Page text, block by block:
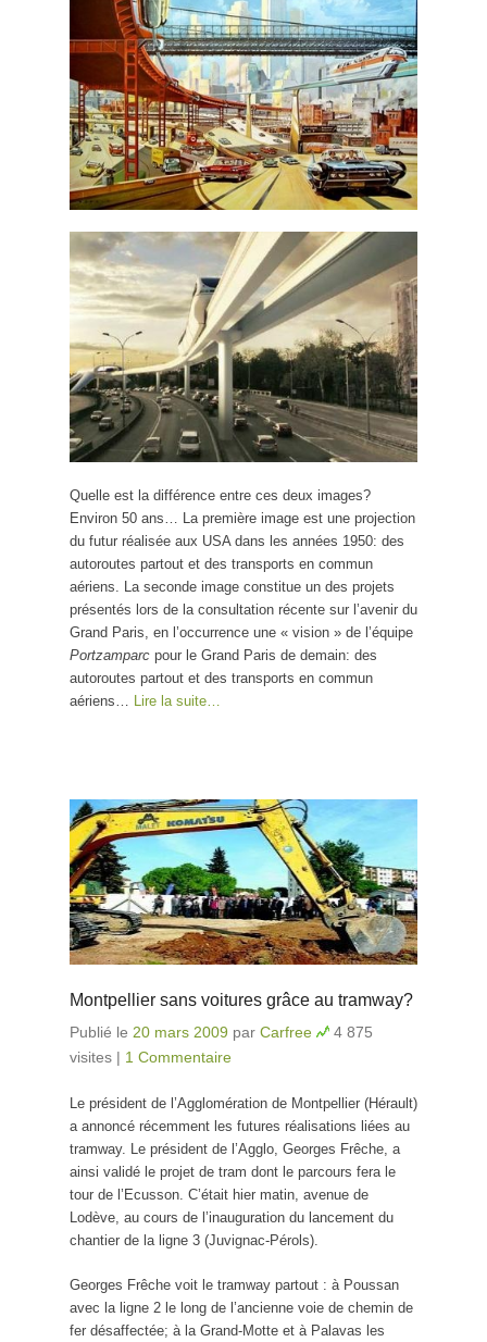
Quelle est la différence entre ces deux images?
Environ 50 ans… La première image est une projection
du futur réalisée aux USA dans les années 1950: des
autoroutes partout et des transports en commun
aériens. La seconde image constitue un des projets
présentés lors de la consultation récente sur l’avenir du
Grand Paris, en l’occurrence une « vision » de l’équipe
Portzamparc pour le Grand Paris de demain: des
autoroutes partout et des transports en commun
aériens…
Lire la suite…
Montpellier sans voitures grâce au tramway?
Publié le 20 mars 2009 par Carfree
4 875
visites | 1 Commentaire
Le président de l’Agglomération de Montpellier (Hérault)
a annoncé récemment les futures réalisations liées au
tramway. Le président de l’Agglo, Georges Frêche, a
ainsi validé le projet de tram dont le parcours fera le
tour de l’Ecusson. C’était hier matin, avenue de
Lodève, au cours de l’inauguration du lancement du
chantier de la ligne 3 (Juvignac-Pérols).
Georges Frêche voit le tramway partout : à Poussan
avec la ligne 2 le long de l’ancienne voie de chemin de
fer désaffectée; à la Grand-Motte et à Palavas les